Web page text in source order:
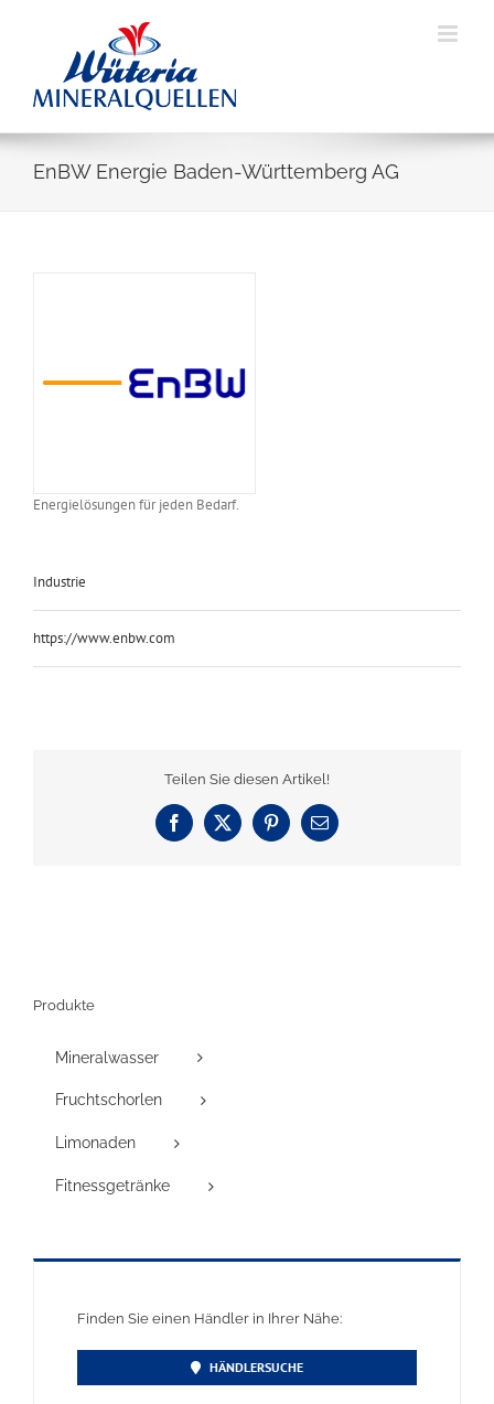
EnBW Energie Baden-Württemberg AG
Energielösungen für jeden Bedarf.
Industrie
https://www.enbw.com
Teilen Sie diesen Artikel!
Facebook
X PinterestE-
Mail
Produkte
Mineralwasser
Fruchtschorlen
Limonaden
Fitnessgetränke
Finden Sie einen Händler in Ihrer Nähe:
HÄNDLERSUCHE